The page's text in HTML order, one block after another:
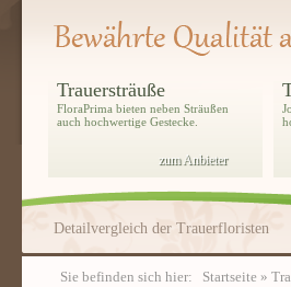
Detailvergleich der Trauerfloristen
Trauersträuße
FloraPrima bieten neben Sträußen
auch hochwertige Gestecke.
zum Anbieter
Sie befinden sich hier: Startseite »